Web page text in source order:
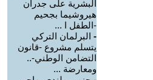
البشرية على جدران
هيروشيما بجحيم
-الطفل ا ...
- البرلمان التركي
يتسلم مشروع -قانون
التضامن الوطني-..
ومعارضة ...